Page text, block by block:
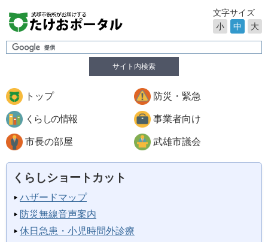
サイト内検索
文字サイズ
小
中 大
トップ 防災・緊急
くらしの情報 事業者向け
市長の部屋 武雄市議会
くらしショートカット
ハザードマップ
防災無線音声案内
休日急患・小児時間外診療